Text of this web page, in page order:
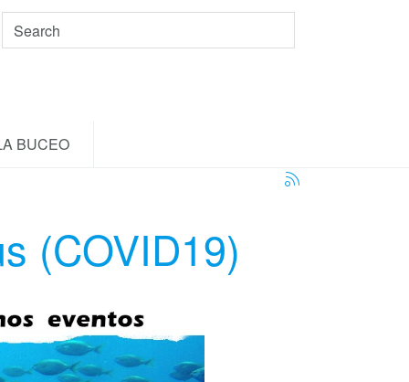
BUCEO
(COVID19)